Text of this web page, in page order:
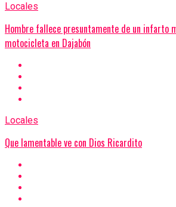
Locales
Hombre fallece presuntamente de un infarto
motocicleta en Dajabón
Locales
Que lamentable ve con Dios Ricardito